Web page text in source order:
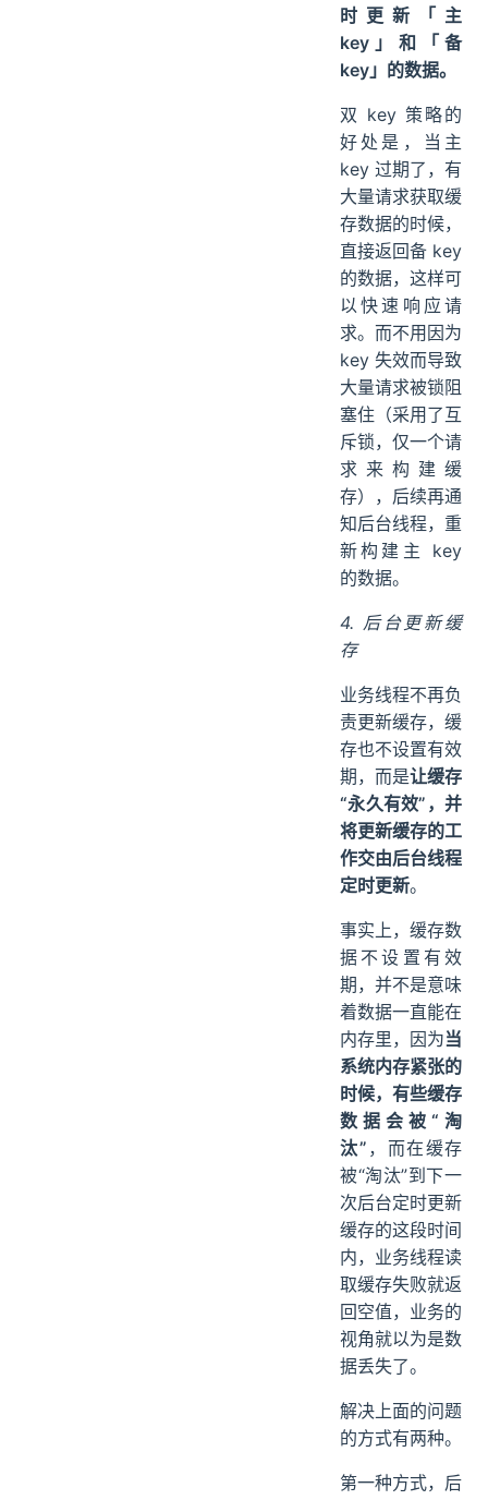
时更新「主
key」和「备
key」的数据。
双 key 策略的
好处是，当主
key 过期了，有
大量请求获取缓
存数据的时候，
直接返回备 key
的数据，这样可
以快速响应请
求。而不用因为
key 失效而导致
大量请求被锁阻
塞住（采用了互
斥锁，仅一个请
求来构建缓
存），后续再通
知后台线程，重
新构建主 key
的数据。
4. 后台更新缓
存
业务线程不再负
责更新缓存，缓
存也不设置有效
期，而是让缓存
“永久有效”，并
将更新缓存的工
作交由后台线程
定时更新。
事实上，缓存数
据不设置有效
期，并不是意味
着数据一直能在
内存里，因为当
系统内存紧张的
时候，有些缓存
数据会被“淘
汰” ，而在缓存
被“淘汰”到下一
次后台定时更新
缓存的这段时间
内，业务线程读
取缓存失败就返
回空值，业务的
视角就以为是数
据丢失了。
解决上面的问题
的方式有两种。
第一种方式，后